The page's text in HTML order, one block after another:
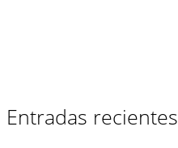
Entradas recientes